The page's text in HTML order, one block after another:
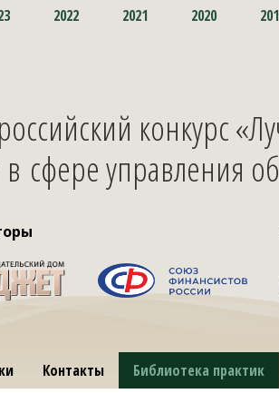
2022 2021 2020
конкурс
в сфере управления
Контакты Библиотека практик